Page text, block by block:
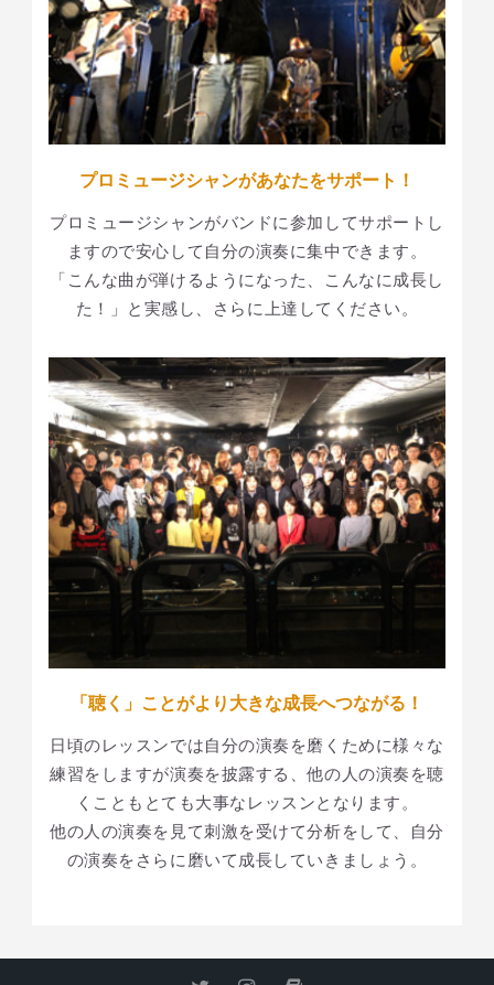
プロミュージシャンがあなたをサポート！
プロミュージシャンがバンドに参加してサポートし
ますので安心して自分の演奏に集中できます。
「こんな曲が弾けるようになった、こんなに成長し
た！」と実感し、さらに上達してください。
「聴く」ことがより大きな成長へつながる！
日頃のレッスンでは自分の演奏を磨くために様々な
練習をしますが演奏を披露する、他の人の演奏を聴
くこともとても大事なレッスンとなります。
他の人の演奏を見て刺激を受けて分析をして、自分
の演奏をさらに磨いて成長していきましょう。